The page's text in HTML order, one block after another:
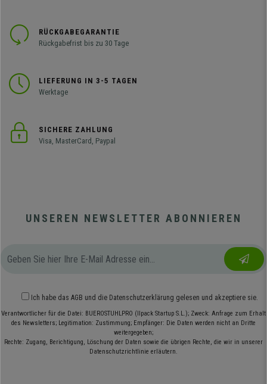
RÜCKGABEGARANTIE
Rückgabefrist bis zu 30 Tage
LIEFERUNG IN 3-5 TAGEN
Werktage
SICHERE ZAHLUNG
Visa, MasterCard, Paypal
UNSEREN NEWSLETTER ABONNIEREN
Ich habe das AGB und die Datenschutzerklärung gelesen und akzeptiere sie.
Verantwortlicher für die Datei: BUEROSTUHLPRO (Ilpack Startup S.L.); Zweck: Anfrage zum Erhalt
des Newsletters; Legitimation: Zustimmung; Empfänger: Die Daten werden nicht an Dritte
weitergegeben;
Rechte: Zugang, Berichtigung, Löschung der Daten sowie die übrigen Rechte, die wir in unserer
Datenschutzrichtlinie erläutern.